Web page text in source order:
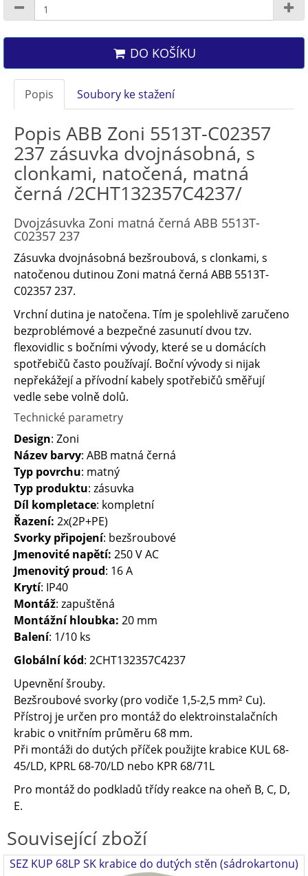
DO KOŠÍKU
Popis Soubory ke stažení
Popis ABB Zoni 5513T-C02357
237 zásuvka dvojnásobná, s
clonkami, natočená, matná
černá /2CHT132357C4237/
Dvojzásuvka Zoni matná černá ABB 5513T-
C02357 237
Zásuvka dvojnásobná bezšroubová, s clonkami, s
natočenou dutinou Zoni matná černá ABB 5513T-
C02357 237.
Vrchní dutina je natočena. Tím je spolehlivě zaručeno
bezproblémové a bezpečné zasunutí dvou tzv.
flexovidlic s bočními vývody, které se u domácích
spotřebičů často používají. Boční vývody si nijak
nepřekážejí a přívodní kabely spotřebičů směřují
vedle sebe volně dolů.
Technické parametry
Design: Zoni
Název barvy: ABB matná černá
Typ povrchu: matný
Typ produktu: zásuvka
Díl kompletace: kompletní
Řazení: 2x(2P+PE)
Svorky připojení: bezšroubové
Jmenovité napětí: 250 V AC
Jmenovitý proud: 16 A
Krytí: IP40
Montáž: zapuštěná
Montážní hloubka: 20 mm
Balení: 1/10 ks
Globální kód: 2CHT132357C4237
Upevnění šrouby.
Bezšroubové svorky (pro vodiče 1,5-2,5 mm² Cu).
Přístroj je určen pro montáž do elektroinstalačních
krabic o vnitřním průměru 68 mm.
Při montáži do dutých příček použijte krabice KUL 68-
45/LD, KPRL 68-70/LD nebo KPR 68/71L
Pro montáž do podkladů třídy reakce na oheň B, C, D,
E.
Související zboží
SEZ KUP 68LP SK krabice do dutých stěn (sádrokartonu)